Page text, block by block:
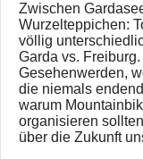
Zwischen
Wurzelteppichen:
völlig
Garda vs.
Gesehenwerden,
die niemals
warum
organisieren
über die Zukunft